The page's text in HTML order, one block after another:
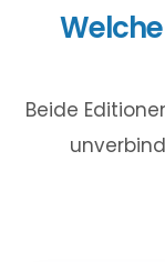
Beide